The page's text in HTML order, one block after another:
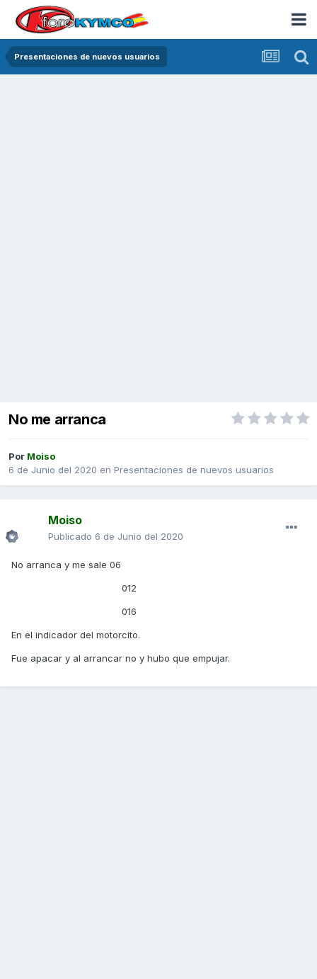
Presentaciones de nuevos usuarios
No me arranca
Por Moiso
6 de Junio del 2020 en Presentaciones de nuevos usuarios
Moiso
Publicado 6 de Junio del 2020
No arranca y me sale 06
012
016
En el indicador del motorcito.
Fue apacar y al arrancar no y hubo que empujar.